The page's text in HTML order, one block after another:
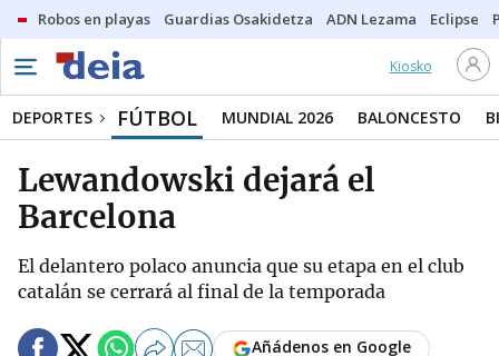
Robos en playas Guardias Osakidetza ADN Lezama Eclipse
Kiosko
DEPORTES FÚTBOL MUNDIAL 2026 BALONCESTO
Lewandowski dejará el
Barcelona
El delantero polaco anuncia que su etapa en el club
catalán se cerrará al final de la temporada
Añádenos en Google